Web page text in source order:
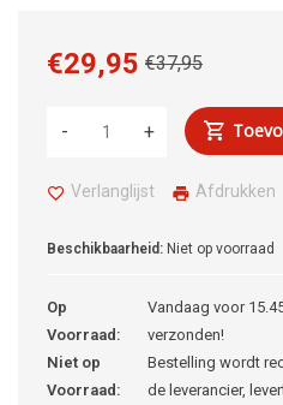
€37,95
€29,95
+
-
Verlanglijst Afdrukken
Beschikbaarheid: Niet op voorraad
Op
Voorraad:
Vandaag voor
verzonden!
Niet op
Voorraad:
Bestelling wordt
de leverancier,